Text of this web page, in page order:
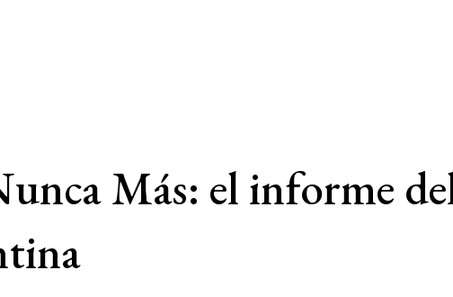
Más: el informe